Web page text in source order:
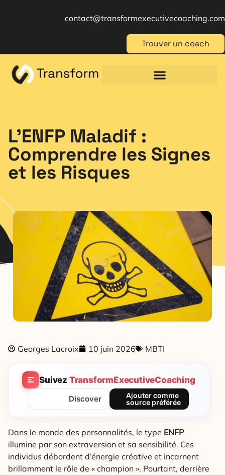
contact@transformexecutivecoaching.com
Trouver un coach
L’ENFP Maladif :
Comprendre les Signes
et les Risques
Georges Lacroix 10 juin 2026 MBTI
Suivez TransformExecutiveCoaching
Discover
Ajouter comme
source préférée
Dans le monde des personnalités, le type ENFP
illumine par son extraversion et sa sensibilité. Ces
individus débordent d’énergie créative et incarnent
brillamment le rôle de « champion ». Pourtant, derrière